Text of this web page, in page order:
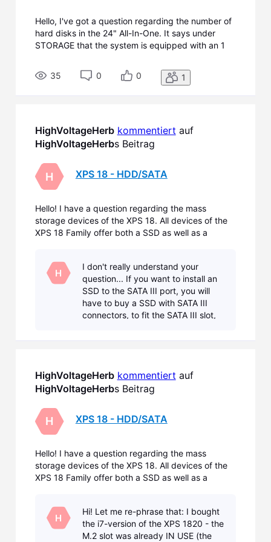
Hello, I've got a question regarding the number of
hard disks in the 24" All-In-One. It says under
STORAGE that the system is equipped with an 1
screenshot) it says there is 1 M.2 2230/2280 for
PCIe SSD. Am I right that this is an ADDITIONAL
35 0 0 1
HighVoltageHerb kommentiert auf
HighVoltageHerbs Beitrag
H XPS 18 - HDD/SATA
Hello! I have a question regarding the mass
storage devices of the XPS 18. All devices of the
XPS 18 Family offer both a SSD as well as a
(XPS1820), which has a 256 GB SSD, only. Now, I
guess Dell,
H
I don't really understand your
question... If you want to install an
SSD to the SATA III port, you will
have to buy a SSD with SATA III
connectors, to fit the SATA III slot,
HighVoltageHerb kommentiert auf
HighVoltageHerbs Beitrag
H XPS 18 - HDD/SATA
Hello! I have a question regarding the mass
storage devices of the XPS 18. All devices of the
XPS 18 Family offer both a SSD as well as a
(XPS1820), which has a 256 GB SSD, only. Now, I
guess Dell,
H
Hi! Let me re-phrase that: I bought
the i7-version of the XPS 1820 - the
M.2 slot was already IN USE (the